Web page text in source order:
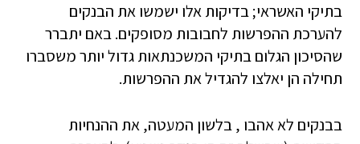
בתיקי האשראי; בדיקות אלו ישמשו את הבנקים
להערכת ההפרשות לחבובות מסופקים. באם יתברר
שהסיכון הגלום בתיקי המשכנתאות גדול יותר משסברו
תחילה הן יאלצו להגדיל את ההפרשות.
בבנקים לא אהבו , בלשון המעטה, את ההנחיות